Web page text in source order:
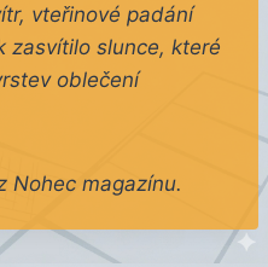
vteřinové padání
zasvítilo slunce, které
oblečení
Nohec magazínu.